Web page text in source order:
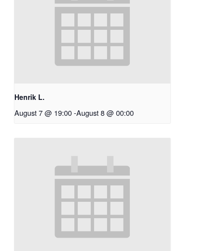
Henrik L.
August 7 @ 19:00-August 8 @ 00:00